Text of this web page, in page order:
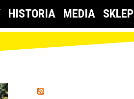
HISTORIA MEDIA SKLEP